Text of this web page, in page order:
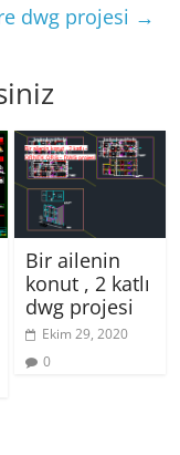
dwg projesi →
Bir ailenin
konut , 2 katlı
dwg projesi
Ekim 29, 2020
0